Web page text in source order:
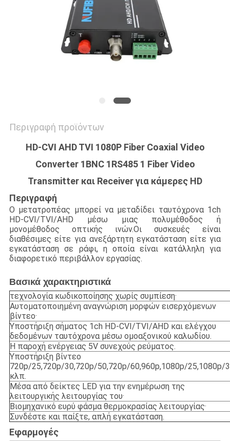
ΑΠΟΡΡΉΤΟΥ
Περιγραφή προϊόντων
HD-CVI AHD TVI 1080P Fiber Coaxial Video
Converter 1BNC 1RS485 1 Fiber Video
Transmitter και Receiver για κάμερες HD
Περιγραφή
Ο μετατροπέας μπορεί να μεταδίδει ταυτόχρονα 1ch
HD-CVI/TVI/AHD μέσω μιας πολυμέθοδος ή
μονομέθοδος οπτικής ινών.Οι συσκευές είναι
διαθέσιμες είτε για ανεξάρτητη εγκατάσταση είτε για
εγκατάσταση σε ράφι, η οποία είναι κατάλληλη για
διαφορετικό περιβάλλον εργασίας.
Βασικά χαρακτηριστικά
τεχνολογία κωδικοποίησης χωρίς συμπίεση·
Αυτοματοποιημένη αναγνώριση μορφών εισερχόμενων
βίντεο·
Υποστήριξη σήματος 1ch HD-CVI/TVI/AHD και ελέγχου
δεδομένων ταυτόχρονα μέσω ομοαξονικού καλωδίου.
Η παροχή ενέργειας 5V συνεχούς ρεύματος.
Υποστήριξη βίντεο
720p/25,720p/30,720p/50,720p/60,960p,1080p/25,1080p/
κλπ.
Μέσα από δείκτες LED για την ενημέρωση της
λειτουργικής λειτουργίας του·
Βιομηχανικό ευρύ φάσμα θερμοκρασίας λειτουργίας·
Συνδέστε και παίξτε, απλή εγκατάσταση.
Εφαρμογές